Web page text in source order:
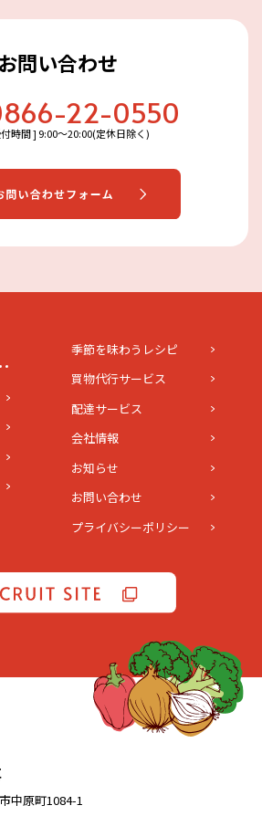
お問い合わせ
22-0550
時間 ] 9:00〜20:00(定休日除く)
季節を味わうレシピ
買物代行サービス
配達サービス
会社情報
お知らせ
お問い合わせ
プライバシーポリシー
中原町1084-1